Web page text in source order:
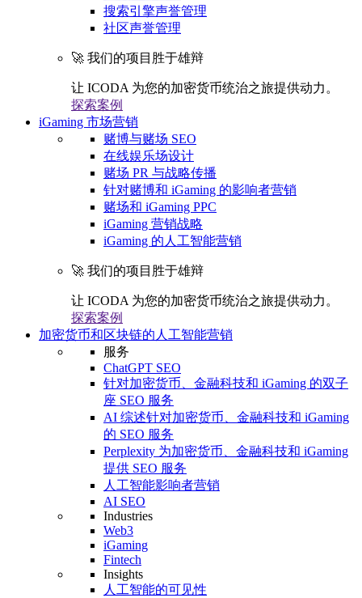
搜索引擎声誉管理
社区声誉管理
🚀 我们的项目胜于雄辩
让 ICODA 为您的加密货币统治之旅提供动力。
探索案例
iGaming 市场营销
赌博与赌场 SEO
在线娱乐场设计
赌场 PR 与战略传播
针对赌博和 iGaming 的影响者营销
赌场和 iGaming PPC
iGaming 营销战略
iGaming 的人工智能营销
🚀 我们的项目胜于雄辩
让 ICODA 为您的加密货币统治之旅提供动力。
探索案例
加密货币和区块链的人工智能营销
服务
ChatGPT SEO
针对加密货币、金融科技和 iGaming 的双子
座 SEO 服务
AI 综述针对加密货币、金融科技和 iGaming
的 SEO 服务
Perplexity 为加密货币、金融科技和 iGaming
提供 SEO 服务
人工智能影响者营销
AI SEO
Industries
Web3
iGaming
Fintech
Insights
人工智能的可见性